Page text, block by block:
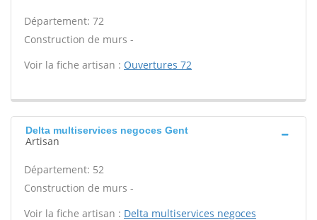
Département: 72
Construction de murs -
Voir la fiche artisan : Ouvertures 72
Delta multiservices negoces Gent
Artisan
Département: 52
Construction de murs -
Voir la fiche artisan : Delta multiservices negoces